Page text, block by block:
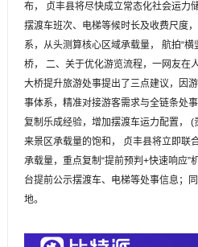
布， 贞丰县将尽快成立常态化社会运力
摆渡车班次、电梯等候时长及收费尺度
系，从头测算核心区域承载量， 航拍“
桥， 二、关于优化游览流程，一网友在
大桥提升旅游处事提出了三点建议，因
事体系，精准对接游客需求与全链条处
复制乐成经验，增加摆渡车运力配置，
来景区承载量的饱和， 贞丰县将立即联
承载量，重点复制“提前预判+快速响应”
台提前公示摆渡车、电梯等处事信息；
地。